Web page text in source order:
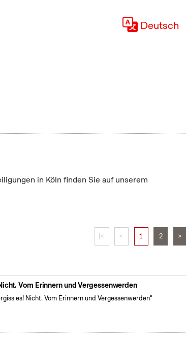
Deutsch
in Köln finden Sie auf unserem
|< < 1 2 >
Vom Erinnern und Vergessenwerden
es! Nicht. Vom Erinnern und Vergessenwerden"